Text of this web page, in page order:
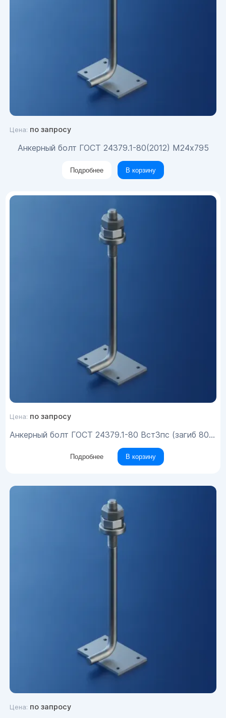
Цена: по запросу
Анкерный болт ГОСТ 24379.1-80(2012) М24х795
Подробнее В корзину
Цена: по запросу
Анкерный болт ГОСТ 24379.1-80 Вст3пс (загиб 80) М24х837
Подробнее В корзину
Цена: по запросу